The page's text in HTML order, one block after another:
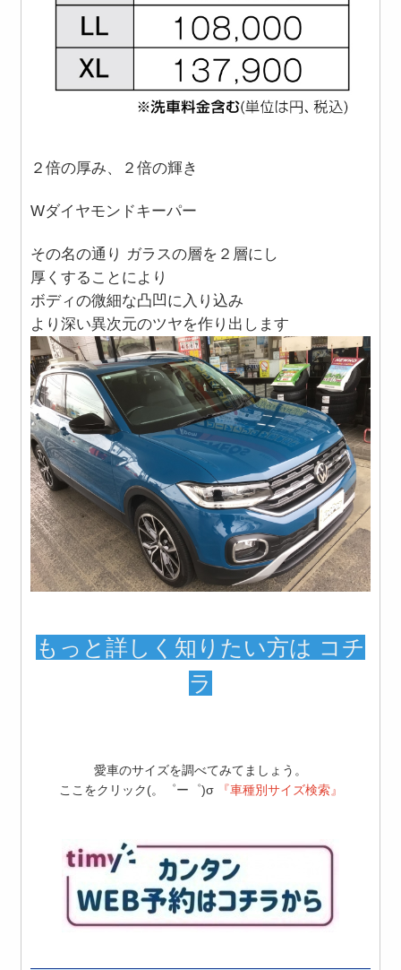
２倍の厚み、２倍の輝き
Wダイヤモンドキーパー
その名の通り ガラスの層を２層にし
厚くすることにより
ボディの微細な凸凹に入り込み
より深い異次元のツヤを作り出します
もっと詳しく知りたい方は コチ
ラ
愛車のサイズを調べてみてましょう。
ここをクリック(。゜ー゜)σ
『車種別サイズ検索』